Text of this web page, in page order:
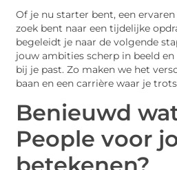
Of je nu starter bent, een
zoek bent naar een tijdelijke
begeleidt je naar de volgende
jouw ambities scherp in beeld
bij je past. Zo maken we het
baan en een carrière waar je
Benieuwd
People voor